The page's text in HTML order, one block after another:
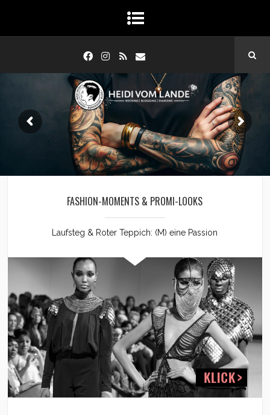
FASHION-MOMENTS & PROMI-LOOKS
Laufsteg & Roter Teppich: (M) eine Passion